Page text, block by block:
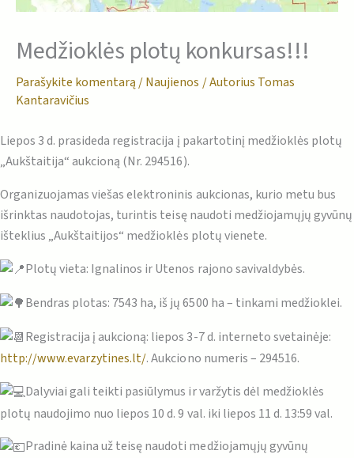
Medžioklės plotų konkursas!!!
Parašykite komentarą /Naujienos / Autorius Tomas
Kantaravičius
Liepos 3 d. prasideda registracija į pakartotinį medžioklės plotų
„Aukštaitija“ aukcioną (Nr. 294516).
Organizuojamas viešas elektroninis aukcionas, kurio metu bus
išrinktas naudotojas, turintis teisę naudoti medžiojamųjų gyvūnų
išteklius „Aukštaitijos“ medžioklės plotų vienete.
Plotų vieta: Ignalinos ir Utenos rajono savivaldybės.
Bendras plotas: 7543 ha, iš jų 6500 ha – tinkami medžioklei.
Registracija į aukcioną: liepos 3-7 d. interneto svetainėje:
http://www.evarzytines.lt/. Aukciono numeris – 294516.
Dalyviai gali teikti pasiūlymus ir varžytis dėl medžioklės
plotų naudojimo nuo liepos 10 d. 9 val. iki liepos 11 d. 13:59 val.
Pradinė kaina už teisę naudoti medžiojamųjų gyvūnų